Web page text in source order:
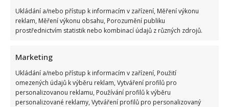
Ukládání a/nebo přístup k informacím v zařízení, Měření výkonu
reklam, Měření výkonu obsahu, Porozumění publiku
prostřednictvím statistik nebo kombinací údajů z různých zdrojů.
Marketing
Ukládání a/nebo přístup k informacím v zařízení, Použití
omezených údajů k výběru reklam, Vytváření profilů pro
personalizovanou reklamu, Používání profilů k výběru
personalizované reklamy, Vytváření profilů pro personalizovaný